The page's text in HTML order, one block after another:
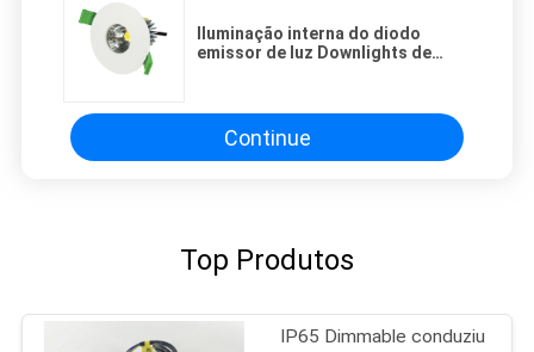
Iluminação interna do diodo
emissor de luz Downlights de
Continue
Top Produtos
IP65 Dimmable conduziu